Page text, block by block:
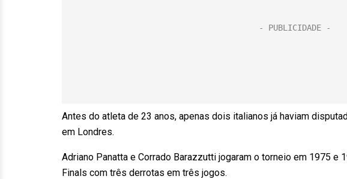
Antes do atleta de 23 anos, apenas dois italianos já haviam
em Londres.
Adriano Panatta e Corrado Barazzutti jogaram o torneio em 1975 e
Finals com três derrotas em três jogos.